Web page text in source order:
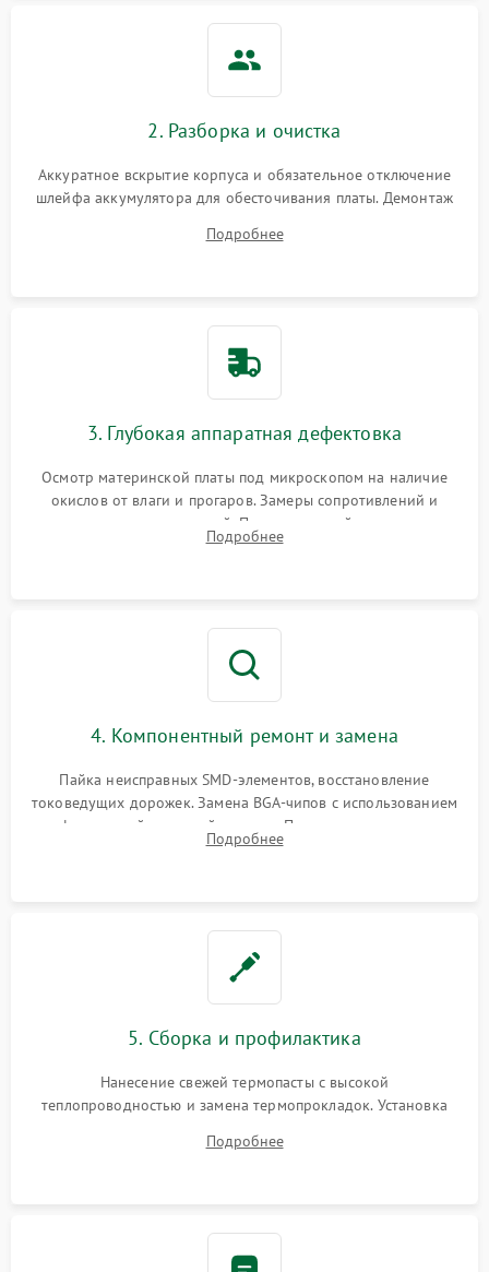
2. Разборка и очистка
Аккуратное вскрытие корпуса и обязательное отключение
шлейфа аккумулятора для обесточивания платы. Демонтаж
высохшей термопасты с кристаллов чипов.
Подробнее
3. Глубокая аппаратная дефектовка
Осмотр материнской платы под микроскопом на наличие
окислов от влаги и прогаров. Замеры сопротивлений и
дежурных напряжений. Проверка цепей питания,
мультиконтроллера, процессора и видеочипа.
Подробнее
4. Компонентный ремонт и замена
Пайка неисправных SMD-элементов, восстановление
токоведущих дорожек. Замена BGA-чипов с использованием
инфракрасной паяльной станции. Прошивка микросхемы
BIOS или замена поврежденных портов USB
Подробнее
5. Сборка и профилактика
Нанесение свежей термопасты с высокой
теплопроводностью и замена термопрокладок. Установка
шлейфов, модулей памяти и накопителей. Предварительная
Подробнее